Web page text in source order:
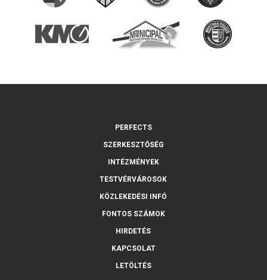
PERFECTS
SZERKESZTŐSÉG
INTÉZMÉNYEK
TESTVÉRVÁROSOK
KÖZLEKEDÉSI INFÓ
FONTOS SZÁMOK
HIRDETÉS
KAPCSOLAT
LETÖLTÉS